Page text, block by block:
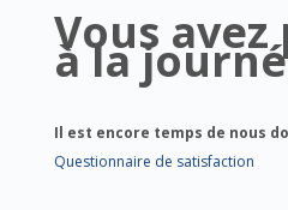
Vous
à la
Il est encore temps de nous
Questionnaire de satisfaction